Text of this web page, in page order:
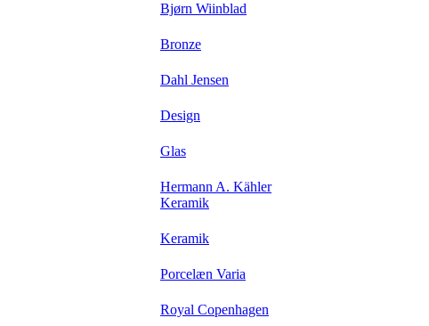
Bjørn Wiinblad
Bronze
Dahl Jensen
Design
Glas
Hermann A. Kähler
Keramik
Keramik
Porcelæn Varia
Royal Copenhagen